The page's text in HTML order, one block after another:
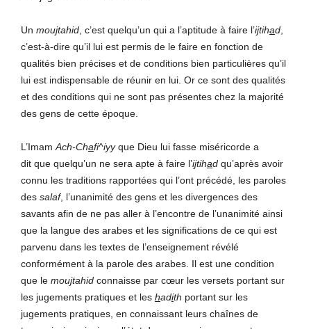
Un moujtahid , c’est quelqu’un qui a l’aptitude à faire l’ijtihad
c’est-à-dire qu’il lui est permis de le faire en fonction de
qualités bien précises et de conditions bien particulières qu’il
lui est indispensable de réunir en lui. Or ce sont des qualités
et des conditions qui ne sont pas présentes chez la majorité
des gens de cette époque.
L’Imam Ach-Chafi^iyyque Dieu lui fasse miséricorde a
dit que quelqu’un ne sera apte à faire l’ijtihad qu’après avoir
connu les traditions rapportées qui l’ont précédé, les paroles
des salaf, l’unanimité des gens et les divergences des
savants afin de ne pas aller à l’encontre de l’unanimité ainsi
que la langue des arabes et les significations de ce qui est
parvenu dans les textes de l’enseignement révélé
conformément à la parole des arabes. Il est une condition
que le moujtahid connaisse par cœur les versets portant sur
les jugements pratiques et les hadith portant sur les
jugements pratiques, en connaissant leurs chaînes de